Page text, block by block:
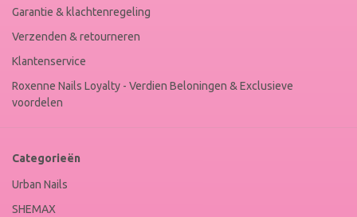
Garantie & klachtenregeling
Verzenden & retourneren
Klantenservice
Roxenne Nails Loyalty - Verdien Beloningen & Exclusieve
voordelen
Categorieën
Urban Nails
SHEMAX